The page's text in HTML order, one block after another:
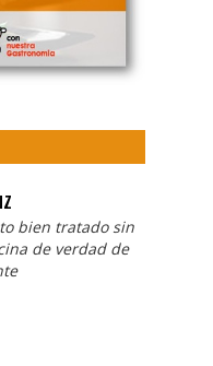
bien tratado sin
de verdad de